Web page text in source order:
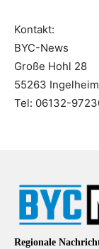
Kontakt:
BYC-News
Große Hohl 28
55263 Ingelheim
Tel: 06132-
Regionale